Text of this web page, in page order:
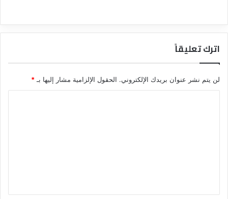
اترك تعليقاً
لن يتم نشر عنوان بريدك الإلكتروني. الحقول الإلزامية مشار إليها بـ*